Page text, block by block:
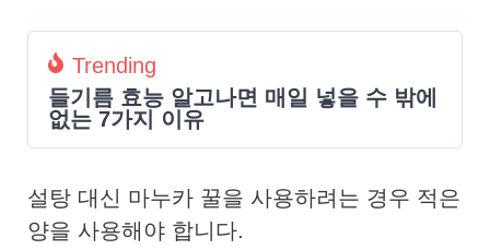
Trending
들기름 효능 알고나면 매일 넣을 수 밖에
없는 7가지 이유
설탕 대신 마누카 꿀을 사용하려는 경우 적은
양을 사용해야 합니다.